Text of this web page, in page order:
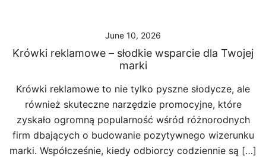
June 10, 2026
Krówki reklamowe – słodkie wsparcie dla Twojej
marki
Krówki reklamowe to nie tylko pyszne słodycze, ale
również skuteczne narzędzie promocyjne, które
zyskało ogromną popularność wśród różnorodnych
firm dbających o budowanie pozytywnego wizerunku
marki. Współcześnie, kiedy odbiorcy codziennie są […]